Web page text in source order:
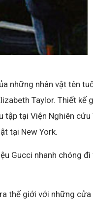
những nhân vật tên
Taylor. Thiết kế
tại Viện Nghiên cứu
tại New York.
Gucci nhanh chóng
thế giới với những